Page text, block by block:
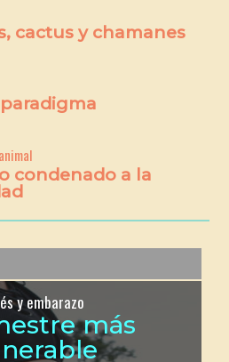
cactus y chamanes
condenado a la
y embarazo
más